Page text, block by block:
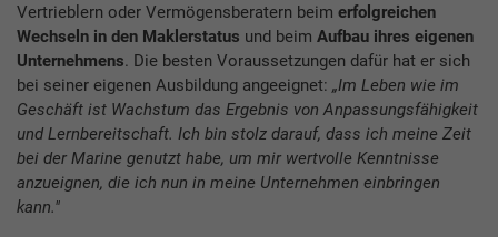
Vertrieblern oder Vermögensberatern beim erfolgreichen
Wechseln in den Maklerstatus und beim Aufbau ihres eigenen
Unternehmens. Die besten Voraussetzungen dafür hat er sich
bei seiner eigenen Ausbildung angeeignet: „Im Leben wie im
Geschäft ist Wachstum das Ergebnis von Anpassungsfähigkeit
und Lernbereitschaft. Ich bin stolz darauf, dass ich meine Zeit
bei der Marine genutzt habe, um mir wertvolle Kenntnisse
anzueignen, die ich nun in meine Unternehmen einbringen
kann."